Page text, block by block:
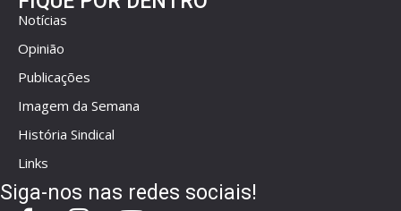
Notícias
Opinião
Publicações
Imagem da Semana
História Sindical
Links
Siga-nos nas redes sociais!